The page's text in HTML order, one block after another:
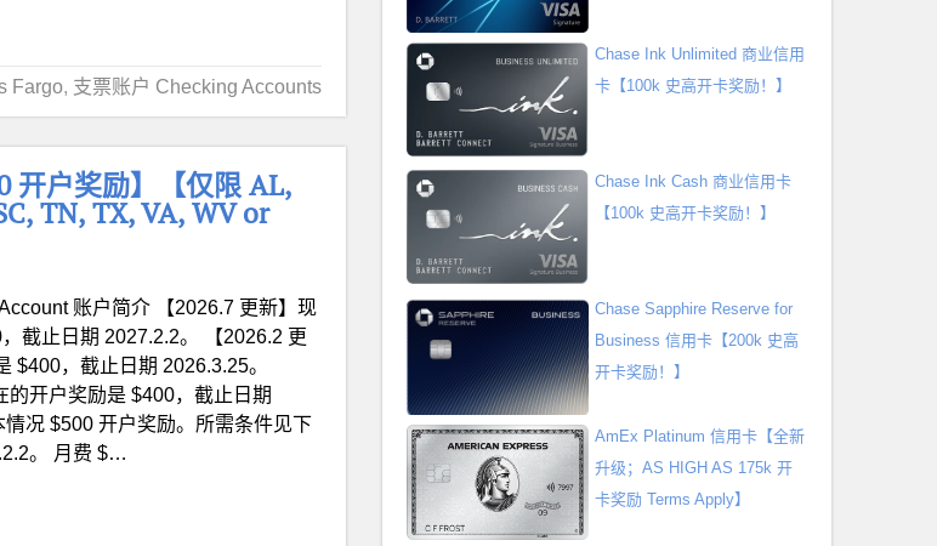
Fargo, 支票账户 Checking Accounts
开户奖励】【仅限 AL,
TN, TX, VA, WV or
账户简介 【2026.7 更新】现
截止日期 2027.2.2。 【2026.2 更
$400，截止日期 2026.3.25。
的开户奖励是 $400，截止日期
况 $500 开户奖励。所需条件见下
。 月费 $…
Chase Ink Unlimited 商业信用
卡【100k 史高开卡奖励！】
Chase Ink Cash 商业信用卡
【100k 史高开卡奖励！】
Chase Sapphire Reserve for
Business 信用卡【200k 史高
开卡奖励！】
AmEx Platinum 信用卡【全新
升级；AS HIGH AS 175k 开
卡奖励 Terms Apply】